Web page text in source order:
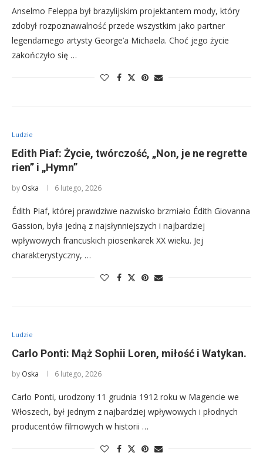
Anselmo Feleppa był brazylijskim projektantem mody, który
zdobył rozpoznawalność przede wszystkim jako partner
legendarnego artysty George’a Michaela. Choć jego życie
zakończyło się …
Ludzie
Edith Piaf: Życie, twórczość, „Non, je ne regrette
rien” i „Hymn”
by Oska 6 lutego, 2026
Édith Piaf, której prawdziwe nazwisko brzmiało Édith Giovanna
Gassion, była jedną z najsłynniejszych i najbardziej
wpływowych francuskich piosenkarek XX wieku. Jej
charakterystyczny, …
Ludzie
Carlo Ponti: Mąż Sophii Loren, miłość i Watykan.
by Oska 6 lutego, 2026
Carlo Ponti, urodzony 11 grudnia 1912 roku w Magencie we
Włoszech, był jednym z najbardziej wpływowych i płodnych
producentów filmowych w historii …